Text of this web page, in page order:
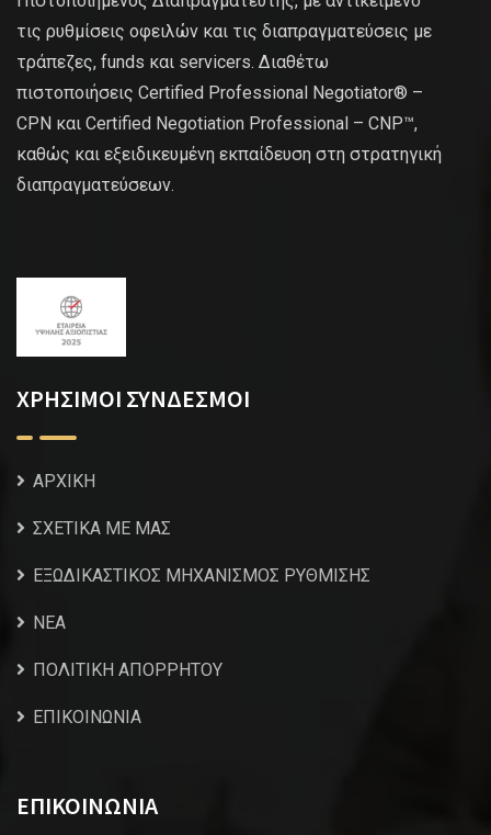
τις ρυθμίσεις οφειλών και τις διαπραγματεύσεις με
τράπεζες, funds και servicers. Διαθέτω
πιστοποιήσεις Certified Professional Negotiator® –
CPN και Certified Negotiation Professional – CNP™,
καθώς και εξειδικευμένη εκπαίδευση στη στρατηγική
διαπραγματεύσεων.
ΧΡΗΣΙΜΟΙ ΣΥΝΔΕΣΜΟΙ
ΑΡΧΙΚΗ
ΣΧΕΤΙΚΑ ΜΕ ΜΑΣ
ΕΞΩΔΙΚΑΣΤΙΚΟΣ ΜΗΧΑΝΙΣΜΟΣ ΡΥΘΜΙΣΗΣ
NEA
ΠΟΛΙΤΙΚΗ ΑΠΟΡΡΗΤΟΥ
ΕΠΙΚΟΙΝΩΝΙΑ
ΕΠΙΚΟΙΝΩΝΙΑ